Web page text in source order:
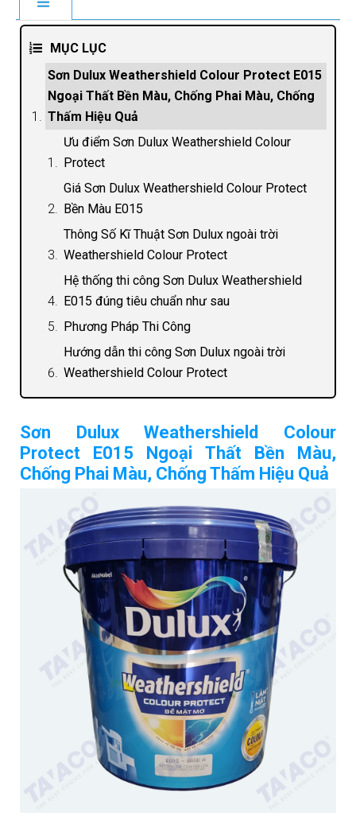
MỤC LỤC
Sơn Dulux Weathershield Colour Protect E015
Ngoại Thất Bền Màu, Chống Phai Màu, Chống
Thấm Hiệu Quả
Ưu điểm Sơn Dulux Weathershield Colour
Protect
Giá Sơn Dulux Weathershield Colour Protect
Bền Màu E015
Thông Số Kĩ Thuật Sơn Dulux ngoài trời
Weathershield Colour Protect
Hệ thống thi công Sơn Dulux Weathershield
E015 đúng tiêu chuẩn như sau
Phương Pháp Thi Công
Hướng dẫn thi công Sơn Dulux ngoài trời
Weathershield Colour Protect
Bề mặt mới
Bề mặt cũ
Sơn Dulux Weathershield Colour
Protect E015 Ngoại Thất Bền Màu,
Chống Phai Màu, Chống Thấm Hiệu Quả